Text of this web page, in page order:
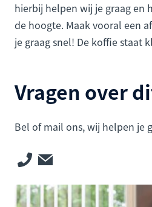
hierbij helpen wij je graag en
de hoogte. Maak vooral een
je graag snel! De koffie staat
Vragen over
Bel of mail ons, wij helpen je